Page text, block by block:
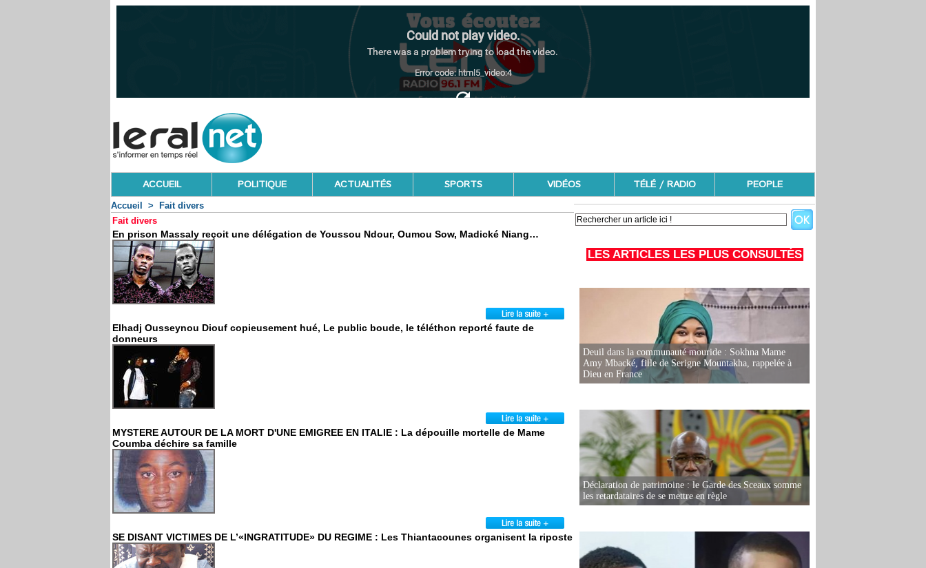
ACCUEIL POLITIQUE ACTUALITÉS SPORTS VIDÉOS TÉLÉ / RADIO PEOPLE
Accueil >
Fait divers
Fait divers
En prison Massaly reçoit une délégation de Youssou Ndour, Oumou Sow, Madické Niang…
Elhadj Ousseynou Diouf copieusement hué, Le public boude, le téléthon reporté faute de
donneurs
MYSTERE AUTOUR DE LA MORT D'UNE EMIGREE EN ITALIE : La dépouille mortelle de Mame
Coumba déchire sa famille
SE DISANT VICTIMES DE L’«INGRATITUDE» DU REGIME : Les Thiantacounes organisent la riposte
LES ARTICLES LES PLUS CONSULTÉS
Deuil dans la communauté mouride : Sokhna Mame
Amy Mbacké, fille de Serigne Mountakha, rappelée à
Dieu en France
Déclaration de patrimoine : le Garde des Sceaux somme
les retardataires de se mettre en règle